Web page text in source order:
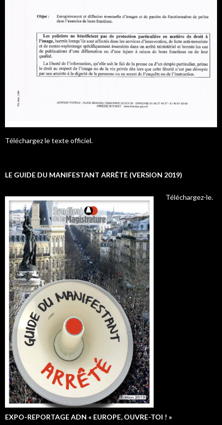
Téléchargez le texte officiel.
LE GUIDE DU MANIFESTANT ARRÊTÉ (VERSION 2019)
Téléchargez-le.
EXPO-REPORTAGE ADN « EUROPE, OUVRE-TOI ! »